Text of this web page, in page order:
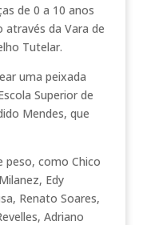
de 0 a 10 anos
através da Vara de
Tutelar.
uma peixada
Superior de
Mendes, que
peso, como Chico
Edy
Renato Soares,
Adriano